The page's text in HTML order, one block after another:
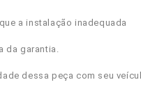
a instalação inadequada
da garantia.
dessa peça com seu